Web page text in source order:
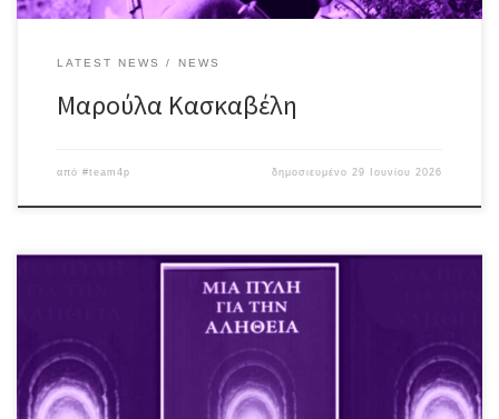
LATEST NEWS NEWS
Μαρούλα Κασκαβέλη
από #team4p δημοσιευμένο 29 Ιουνίου 2026
Ο συγγραφέας Εμμανουήλ Παπγής παρουσιάζει το βιβλίο του με
τίτλο “Μια πύλη για την αλήθεια” από τις Εκδόσεις Διανόηση
Ποιος είμαι; Από πού έρχομαι; Πού πάω; Υπάρχει ψυχή; Υπάρχει
Θεός; Τι είναι ο θάνατος; Τι είναι η αλήθεια και ποιος την κατέχει;